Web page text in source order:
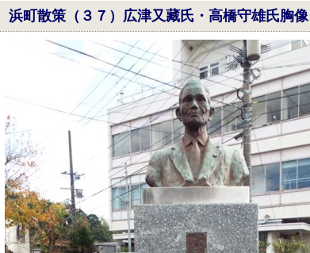
浜町散策（３７）広津又藏氏・高橋守雄氏胸像